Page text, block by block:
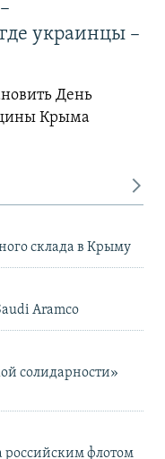
украинцы –
День
Крыма
склада в Крыму
Aramco
солидарности»
российским флотом